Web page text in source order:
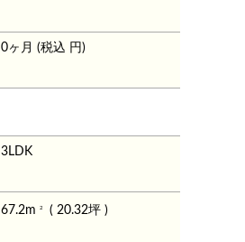
0ヶ月 (税込 円)
3LDK
67.2m2 ( 20.32坪 )